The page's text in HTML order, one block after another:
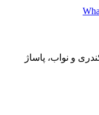
و نواب، پاساژ